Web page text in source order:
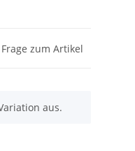
Frage zum Artikel
aus.